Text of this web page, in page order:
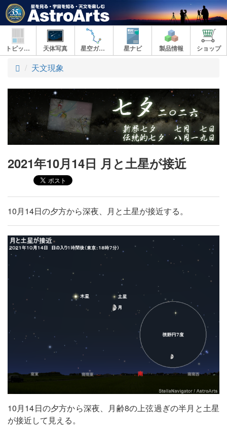
トピックス 天体写真 星空ガイド 星ナビ 製品情報 ショップ
ト
プ
天文現象
2021年10月14日 月と土星が接近
10月14日の夕方から深夜、月と土星が接近する。
10月14日の夕方から深夜、月齢8の上弦過ぎの半月と土星
が接近して見える。